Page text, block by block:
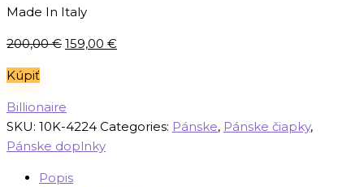
Made In Italy
200,00€ Pôvodná
200,00 €.
159,00 €
Kúpiť
Billionaire
SKU: 10K-4224 Categories: Pánske, Pánske čiapky,
Pánske doplnky
Popis